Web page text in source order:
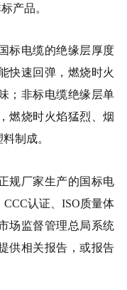
产品。
标电缆的绝缘层厚度
快速回弹，燃烧时火
；非标电缆绝缘层单
燃烧时火焰猛烈、烟
制成。
规厂家生产的国标电
认证、ISO质量体
场监督管理总局系统
供相关报告，或报告